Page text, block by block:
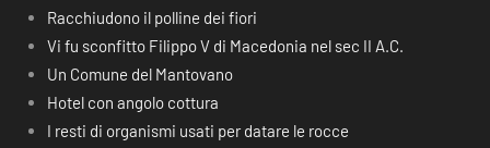
Racchiudono il polline dei fiori
Vi fu sconfitto Filippo V di Macedonia nel sec II A.C.
Un Comune del Mantovano
Hotel con angolo cottura
I resti di organismi usati per datare le rocce